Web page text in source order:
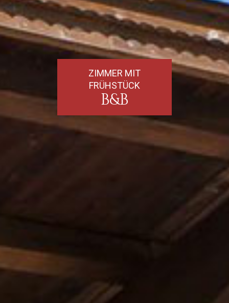
ZIMMER MIT
FRÜHSTÜCK
B&B